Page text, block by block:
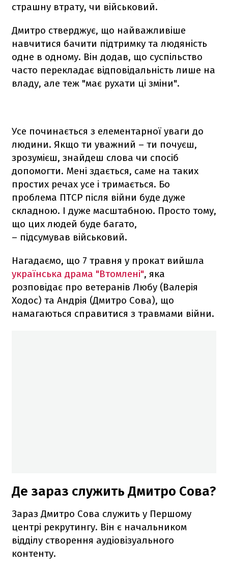
страшну втрату, чи військовий.
Дмитро стверджує, що найважливіше
навчитися бачити підтримку та людяність
одне в одному. Він додав, що суспільство
часто перекладає відповідальність лише на
владу, але теж "має рухати ці зміни".
Усе починається з елементарної уваги до
людини. Якщо ти уважний – ти почуєш,
зрозумієш, знайдеш слова чи спосіб
допомогти. Мені здається, саме на таких
простих речах усе і тримається. Бо
проблема ПТСР після війни буде дуже
складною. І дуже масштабною. Просто тому,
що цих людей буде багато,
– підсумував військовий.
Нагадаємо, що 7 травня у прокат вийшла
українська драма "Втомлені", яка
розповідає про ветеранів Любу (Валерія
Ходос) та Андрія (Дмитро Сова), що
намагаються справитися з травмами війни.
Де зараз служить Дмитро Сова?
Зараз Дмитро Сова служить у Першому
центрі рекрутингу. Він є начальником
відділу створення аудіовізуального
контенту.